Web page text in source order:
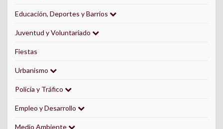
Educación, Deportes y Barrios
Juventud y Voluntariado
Fiestas
Urbanismo
Policía y Tráfico
Empleo y Desarrollo
Medio Ambiente